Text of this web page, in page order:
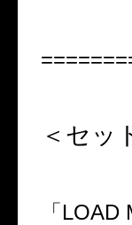
＜セッ
「 LOAD